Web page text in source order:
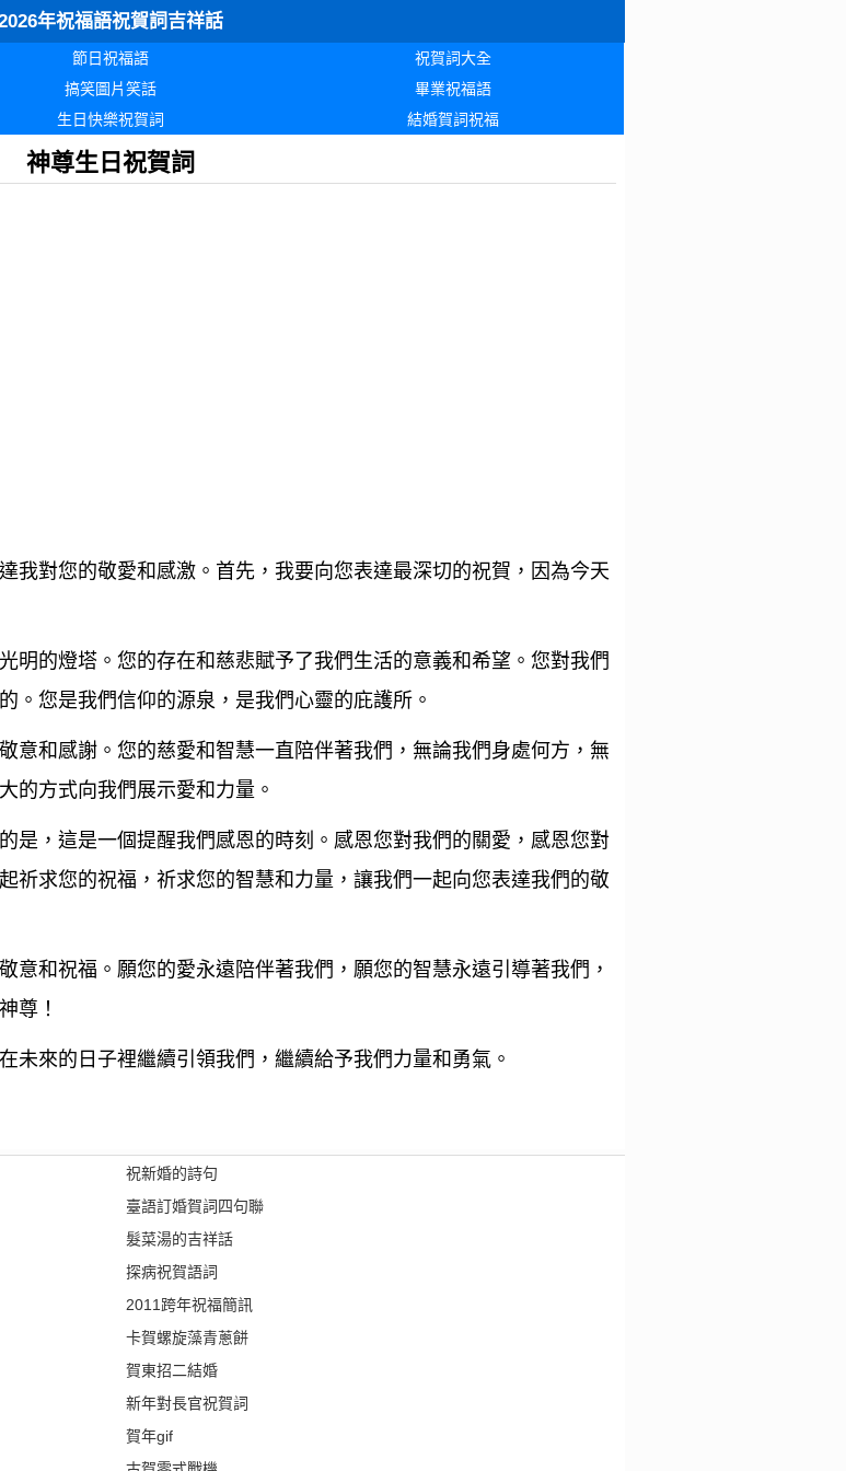
年祝福語祝賀詞吉祥話
節日祝福語
祝賀詞大全
搞笑圖片笑話
畢業祝福語
生日快樂祝賀詞 結婚賀詞祝福
神尊生日祝賀詞
我對您的敬愛和感激。首先，我要向您表達最深切的祝賀，因為今天
明的燈塔。您的存在和慈悲賦予了我們生活的意義和希望。您對我們
。您是我們信仰的源泉，是我們心靈的庇護所。
意和感謝。您的慈愛和智慧一直陪伴著我們，無論我們身處何方，無
的方式向我們展示愛和力量。
是，這是一個提醒我們感恩的時刻。感恩您對我們的關愛，感恩您對
祈求您的祝福，祈求您的智慧和力量，讓我們一起向您表達我們的敬
意和祝福。願您的愛永遠陪伴著我們，願您的智慧永遠引導著我們，
尊！
未來的日子裡繼續引領我們，繼續給予我們力量和勇氣。
祝新婚的詩句
臺語訂婚賀詞四句聯
髮菜湯的吉祥話
探病祝賀語詞
2011跨年祝福簡訊
卡賀螺旋藻青蔥餅
賀東招二結婚
新年對長官祝賀詞
賀年gif